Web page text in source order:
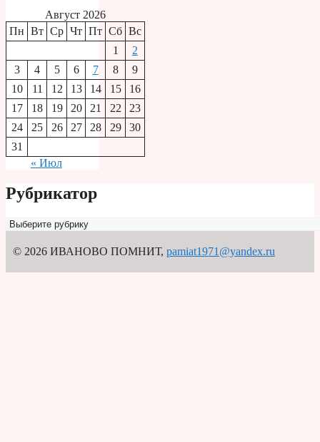
Август 2026
Пн Вт Ср Чт Пт Сб Вс
1
2
3
4 5 6 7 8
9
10
11 12 13 14 15
16
17
18 19 20 21 22
23
24
25 26 27 28 29
30
31
« Июл
Рубрикатор
Рубрикатор
© 2026 ИВАНОВО ПОМНИТ, pamiat1971@yandex.ru